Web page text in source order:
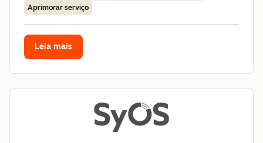
Aprimorar serviço
Leia mais